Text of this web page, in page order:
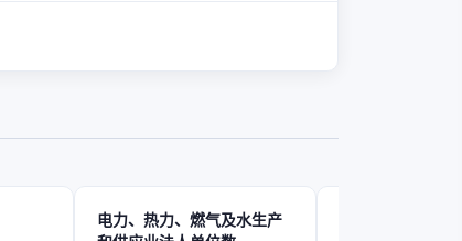
电力、热力、燃气及水生产